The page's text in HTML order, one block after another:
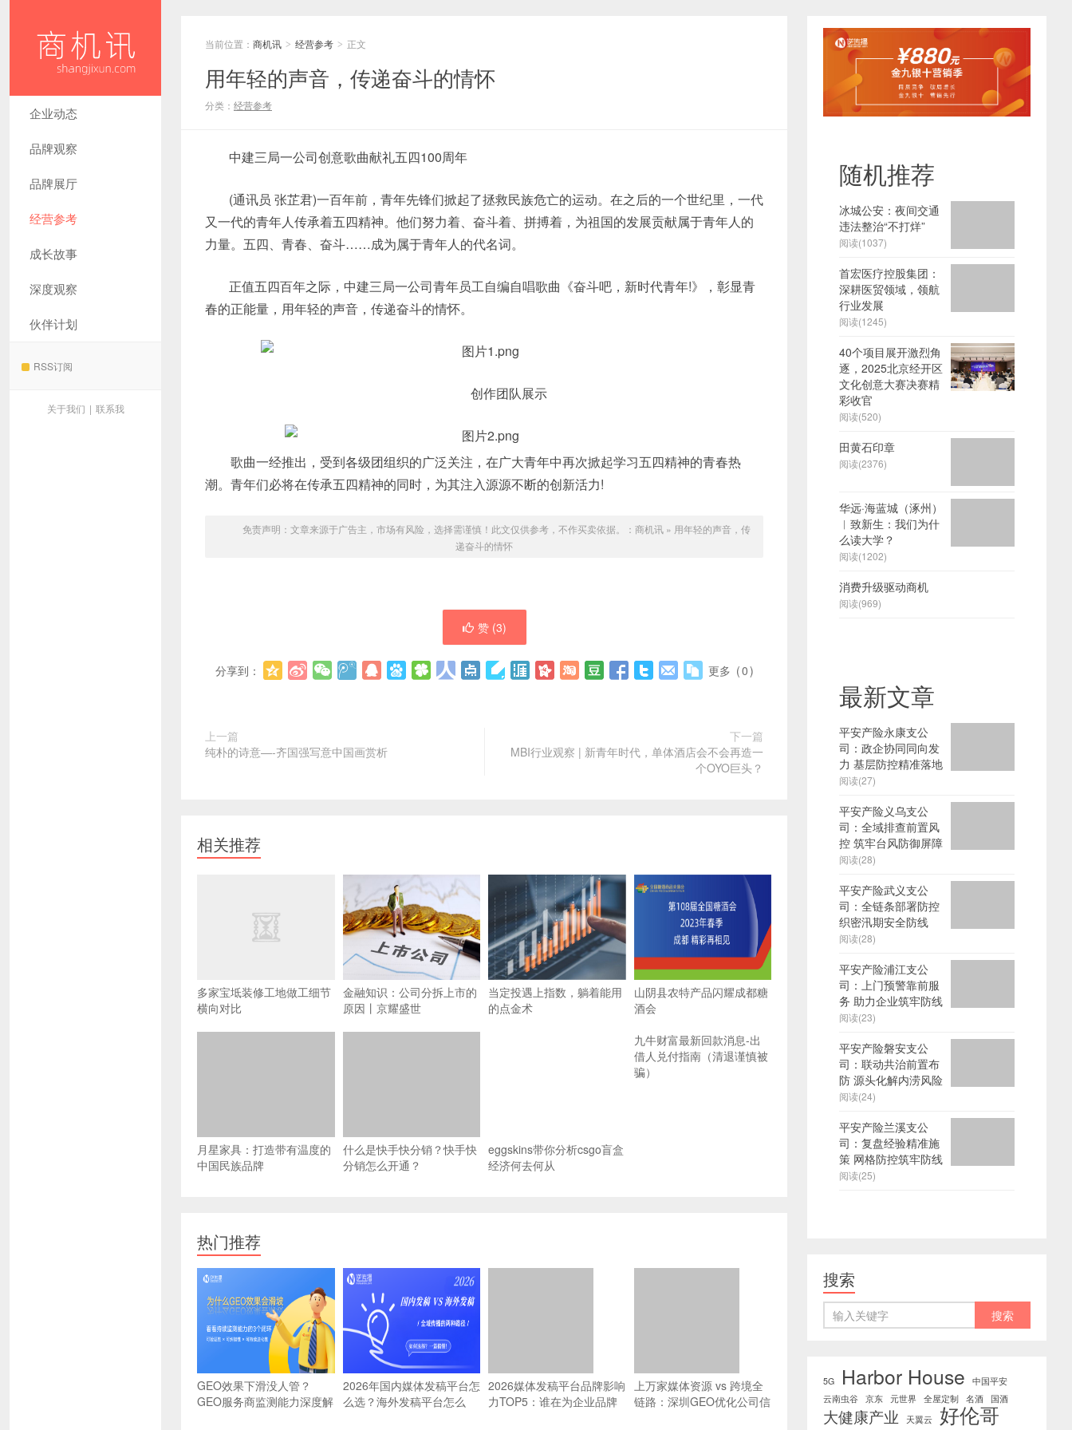
企业动态
品牌观察
品牌展厅
经营参考
成长故事
深度观察
伙伴计划
RSS订阅
关于我们 | 联系我
当前位置： 商机讯 > 经营参考 > 正文
用年轻的声音，传递奋斗的情怀
分类： 经营参考
中建三局一公司创意歌曲献礼五四100周年
(通讯员 张芷君)一百年前，青年先锋们掀起了拯救民族危亡的运动。在之后的一个世纪里，一代
又一代的青年人传承着五四精神。他们努力着、奋斗着、拼搏着，为祖国的发展贡献属于青年人的
力量。五四、青春、奋斗……成为属于青年人的代名词。
正值五四百年之际，中建三局一公司青年员工自编自唱歌曲《奋斗吧，新时代青年!》，彰显青
春的正能量，用年轻的声音，传递奋斗的情怀。
创作团队展示
歌曲一经推出，受到各级团组织的广泛关注，在广大青年中再次掀起学习五四精神的青春热
潮。青年们必将在传承五四精神的同时，为其注入源源不断的创新活力!
免责声明：文章来源于广告主，市场有风险，选择需谨慎！此文仅供参考，不作买卖依据。： 商机讯» 用年轻的声音，传
递奋斗的情怀
赞 (3)
分享到： 更多 (0)
上一篇
纯朴的诗意—-齐国强写意中国画赏析
下一篇
MBI行业观察 | 新青年时代，单体酒店会不会再造一
个OYO巨头？
相关推荐
多家宝坻装修工地做工细节
横向对比
金融知识：公司分拆上市的
原因丨京耀盛世
当定投遇上指数，躺着能用
的点金术
山阴县农特产品闪耀成都糖
酒会
月星家具：打造带有温度的
中国民族品牌
什么是快手快分销？快手快
分销怎么开通？
eggskins带你分析csgo盲盒
经济何去何从
九牛财富最新回款消息-出
借人兑付指南（清退谨慎被
骗）
热门推荐
GEO效果下滑没人管？
GEO服务商监测能力深度解
2026年国内媒体发稿平台怎
么选？海外发稿平台怎么
2026媒体发稿平台品牌影响
力TOP5：谁在为企业品牌
上万家媒体资源 vs 跨境全
链路：深圳GEO优化公司信
随机推荐
冰城公安：夜间交通
违法整治“不打烊”
阅读(1037)
首宏医疗控股集团：
深耕医贸领域，领航
行业发展
阅读(1245)
40个项目展开激烈角
逐，2025北京经开区
文化创意大赛决赛精
彩收官
阅读(520)
田黄石印章
阅读(2376)
华远·海蓝城（涿州）
︱致新生：我们为什
么读大学？
阅读(1202)
消费升级驱动商机
阅读(969)
最新文章
平安产险永康支公
司：政企协同同向发
力 基层防控精准落地
阅读(27)
平安产险义乌支公
司：全域排查前置风
控 筑牢台风防御屏障
阅读(28)
平安产险武义支公
司：全链条部署防控
织密汛期安全防线
阅读(28)
平安产险浦江支公
司：上门预警靠前服
务 助力企业筑牢防线
阅读(23)
平安产险磐安支公
司：联动共治前置布
防 源头化解内涝风险
阅读(24)
平安产险兰溪支公
司：复盘经验精准施
策 网格防控筑牢防线
阅读(25)
搜索
5G Harbor House
中国平安
云南虫谷 京东 元世界 全屋定制 名酒 国酒
大健康产业 天翼云 好伦哥